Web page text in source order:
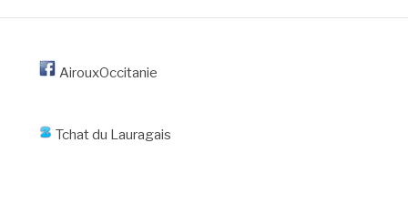
AirouxOccitanie
Tchat du Lauragais